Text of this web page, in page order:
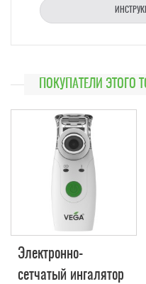
ПОКУПАТЕЛИ ЭТОГО
Электронно-
сетчатый ингалятор